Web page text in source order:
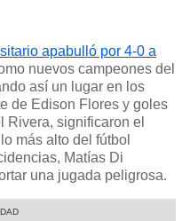
apabulló por 4-0 a
nuevos campeones del
así un lugar en los
de Edison Flores y goles
Rivera, significaron el
más alto del fútbol
Matías Di
una jugada peligrosa.